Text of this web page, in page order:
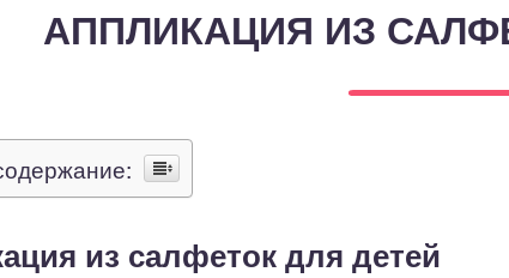
АППЛИКАЦИЯ ИЗ
из салфеток для детей